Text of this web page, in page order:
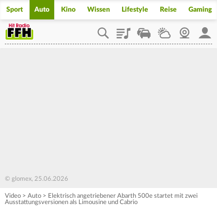
Sport Auto Kino Wissen Lifestyle Reise Gaming
PlaylistStaupilotWetterWebcam
© glomex, 25.06.2026
Video > Auto > Elektrisch angetriebener Abarth 500e startet mit zwei
Ausstattungsversionen als Limousine und Cabrio